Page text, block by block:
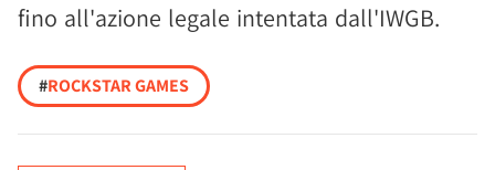
fino all'azione legale intentata dall'IWGB.
#ROCKSTAR GAMES